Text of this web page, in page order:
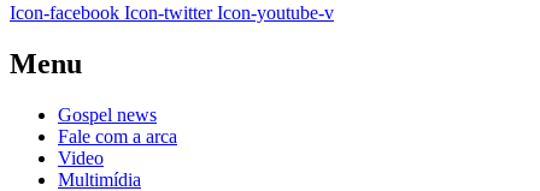
Icon-facebook Icon-twitter Icon-youtube-v
Menu
Gospel news
Fale com a arca
Video
Multimídia